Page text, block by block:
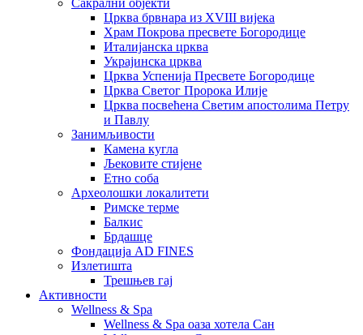
Сакрални објекти
Црква брвнара из XVIII вијека
Храм Покрова пресвете Богородице
Италијанска црква
Украјинска црква
Црква Успенија Пресвете Богородице
Црква Светог Пророка Илије
Црква посвећена Светим апостолима Петру
и Павлу
Занимљивости
Камена кугла
Љековите стијене
Етно соба
Археолошки локалитети
Римске терме
Балкис
Брдашце
Фондација AD FINES
Излетишта
Трешњев гај
Активности
Wellness & Spa
Wellness & Spa оаза хотела Сан